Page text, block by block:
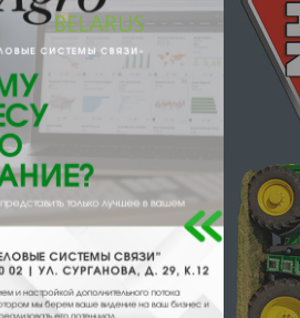
при низкой дозировке
расход воды и
– удаляет
15-30 минут, не
воздействия и
действие –
глубокую очистку и
предотвращает
и грибка.